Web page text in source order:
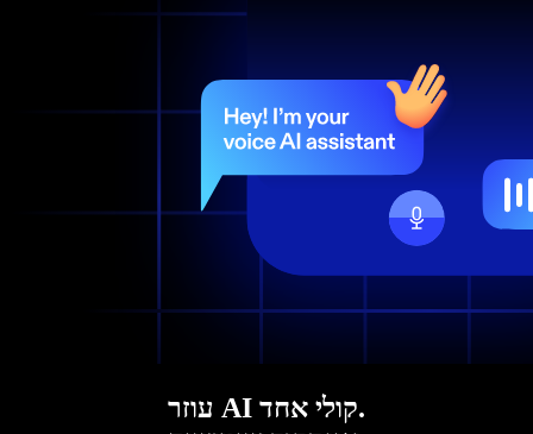
עוזר AI קולי אחד.